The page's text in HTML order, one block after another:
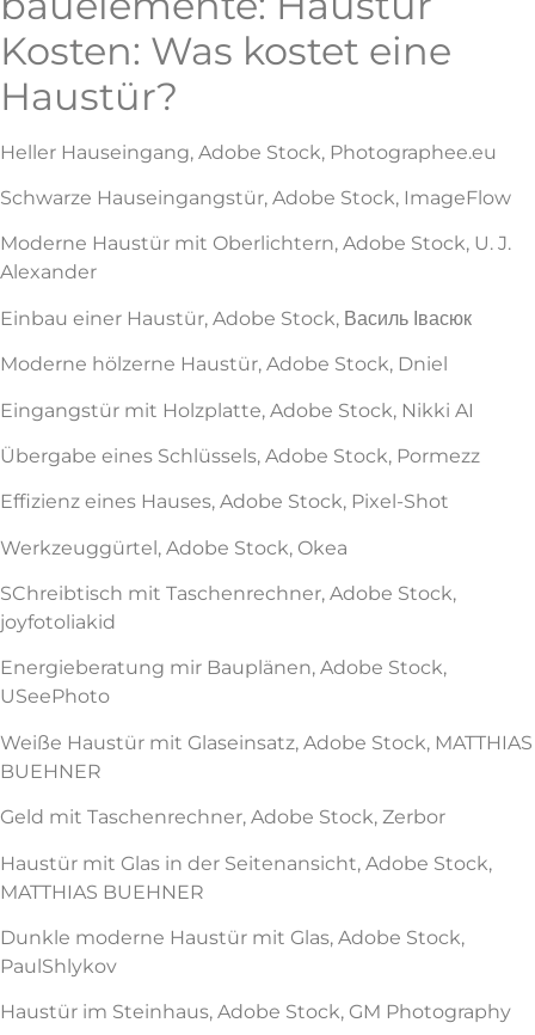
Kosten: Was kostet eine
Haustür?
Heller Hauseingang, Adobe Stock, Photographee.eu
Schwarze Hauseingangstür, Adobe Stock, ImageFlow
Moderne Haustür mit Oberlichtern, Adobe Stock, U. J.
Alexander
Einbau einer Haustür, Adobe Stock, Василь Івасюк
Moderne hölzerne Haustür, Adobe Stock, Dniel
Eingangstür mit Holzplatte, Adobe Stock, Nikki AI
Übergabe eines Schlüssels, Adobe Stock, Pormezz
Effizienz eines Hauses, Adobe Stock, Pixel-Shot
Werkzeuggürtel, Adobe Stock, Okea
SChreibtisch mit Taschenrechner, Adobe Stock,
joyfotoliakid
Energieberatung mir Bauplänen, Adobe Stock,
USeePhoto
Weiße Haustür mit Glaseinsatz, Adobe Stock, MATTHIAS
BUEHNER
Geld mit Taschenrechner, Adobe Stock, Zerbor
Haustür mit Glas in der Seitenansicht, Adobe Stock,
MATTHIAS BUEHNER
Dunkle moderne Haustür mit Glas, Adobe Stock,
PaulShlykov
Haustür im Steinhaus, Adobe Stock, GM Photography